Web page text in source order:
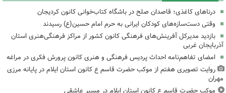
درناهای کاغذی؛ قاصدان صلح در باشگاه کتاب‌خوانی کانون کردیجان
وقتی دست‌سازه‌های کودکان ایرانی به حرم امام حسین(ع) رسیدند
بازدید مدیرکل آفرینش‌های فرهنگی کانون کشور از مراکز فرهنگی‌هنری استان
آذربایجان غربی
امضای تفاهم‌نامه احداث پردیس فرهنگی و هنری کانون پرورش فکری در مراغه
روایت تصویری هفتم از موکب حضرت قاسم ع کانون استان ایلام در پایانه مرزی
مهران
موکب حضرت قاسم ع کانون استان ایلام در مسیر عاشقی